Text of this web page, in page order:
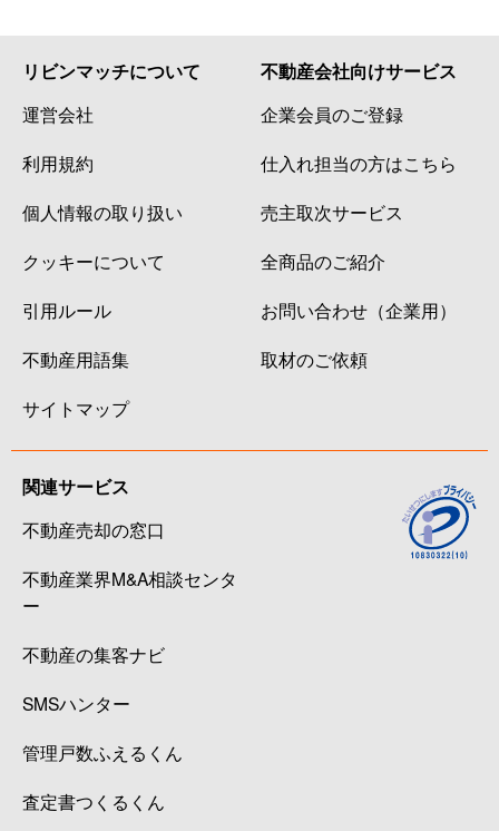
リビンマッチについて
運営会社
利用規約
個人情報の取り扱い
クッキーについて
引用ルール
不動産用語集
サイトマップ
不動産会社向けサービス
企業会員のご登録
仕入れ担当の方はこちら
売主取次サービス
全商品のご紹介
お問い合わせ（企業用）
取材のご依頼
関連サービス
不動産売却の窓口
不動産業界M&A相談センタ
ー
不動産の集客ナビ
SMSハンター
管理戸数ふえるくん
査定書つくるくん